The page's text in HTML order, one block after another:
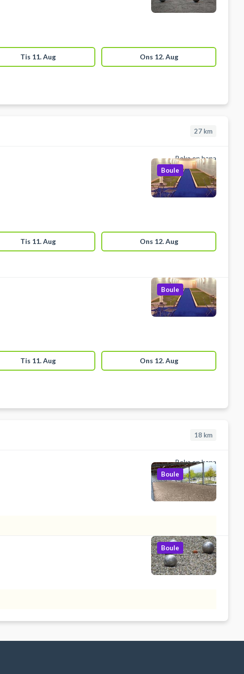
Tis 11. Aug Ons 12. Aug
27 km
Boka en bana
Boule
Tis 11. Aug Ons 12. Aug
Boule
Tis 11. Aug Ons 12. Aug
18 km
Boka en bana
Boule
Boule